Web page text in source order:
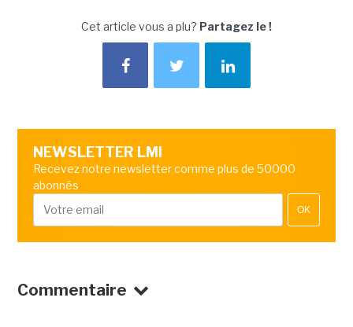
Cet article vous a plu? Partagez le !
NEWSLETTER LMI
Recevez notre newsletter comme plus de 50000
abonnés
OK
Commentaire